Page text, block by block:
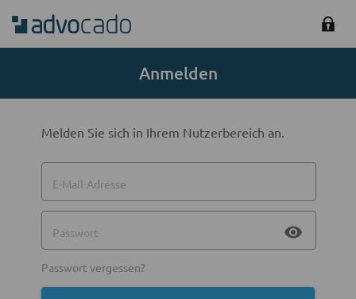
Anmelden
Melden Sie sich in Ihrem Nutzerbereich an.
E-Mail-Adresse
Passwort visibility
Passwort vergessen?